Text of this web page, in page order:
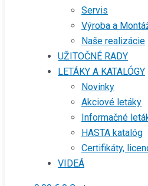
Servis
Výroba a
Naše realizácie
UŽITOČNÉ RADY
LETÁKY A KATALÓGY
Novinky
Akciové letáky
Informačné
HASTA katalóg
Certifikáty,
VIDEÁ